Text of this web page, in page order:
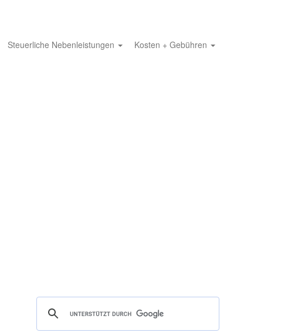
Steuerliche Nebenleistungen Kosten + Gebühren